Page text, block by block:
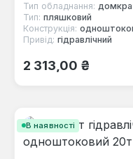
Тип обладнання:
Тип: пляшковий
Конструкція:
Привід: гідравлічний
Звичайна ціна:
2 313,00 ₴
В наявності